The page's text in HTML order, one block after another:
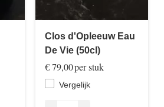
Clos d'Opleeuw Eau
De Vie (50cl)
€ 79,00per stuk
Vergelijk